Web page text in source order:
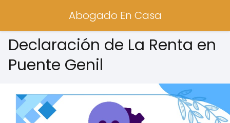
Abogado En Casa
Declaración de La Renta en
Puente Genil